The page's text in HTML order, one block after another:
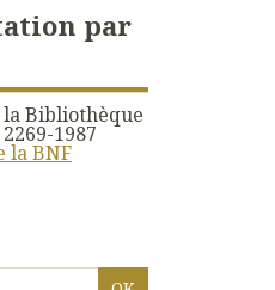
par
Bibliothèque
1987
la BNF